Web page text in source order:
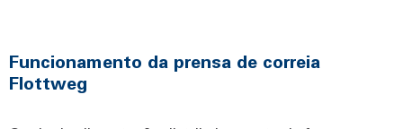
Funcionamento da prensa de correia
Flottweg